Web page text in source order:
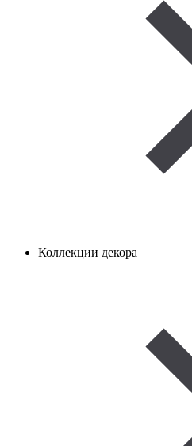
Коллекции декора